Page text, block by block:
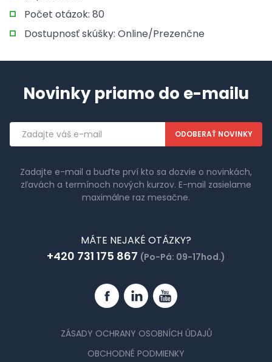
Počet otázok: 80
Dostupnosť skúšky: Online/Prezenčne
Novinky priamo do e-mailu
Emailová
adresa
Zadajte e-mail a buďte prví kto sa dozvie o novinkách,
zľavách a termínoch nových kurzov. E-mail zasielame
maximálne raz mesačne.
MÁTE NEJAKÉ OTÁZKY?
+420 731 175 867 (Po-Pá: 09-17hod.)
FacebookLinkedinYouTube
ZÁSADY OCHRANY OSOBNÍCH ÚDAJŮ
OBCHODNÉ PODMIENKY